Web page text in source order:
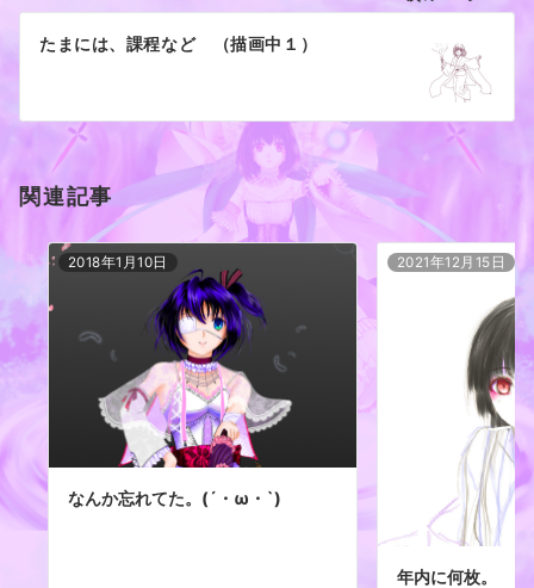
ン
たまには、課程など （描画中１）
関連記事
2018年1月10日
なんか忘れてた。(´・ω・`)
2021年12月15日
年内に何枚。